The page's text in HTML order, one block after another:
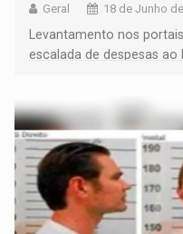
Geral 18 de Junho
Levantamento nos
escalada de despesas